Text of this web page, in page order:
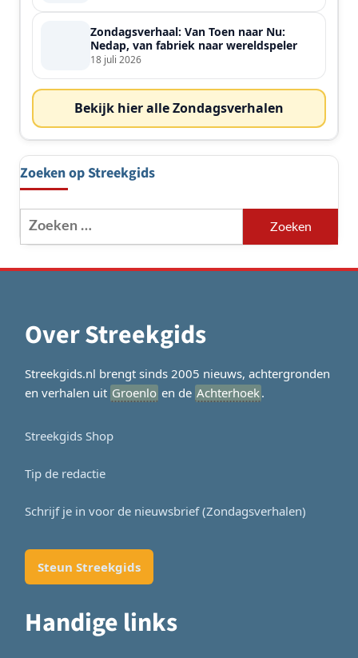
Zondagsverhaal: Van Toen naar Nu:
Nedap, van fabriek naar wereldspeler
18 juli 2026
Bekijk hier alle Zondagsverhalen
Zoeken op Streekgids
Zoeken
naar:
Over Streekgids
Streekgids.nl brengt sinds 2005 nieuws, achtergronden
en verhalen uit Groenlo en de Achterhoek.
Streekgids Shop
Tip de redactie
Schrijf je in voor de nieuwsbrief (Zondagsverhalen)
Steun Streekgids
Handige links